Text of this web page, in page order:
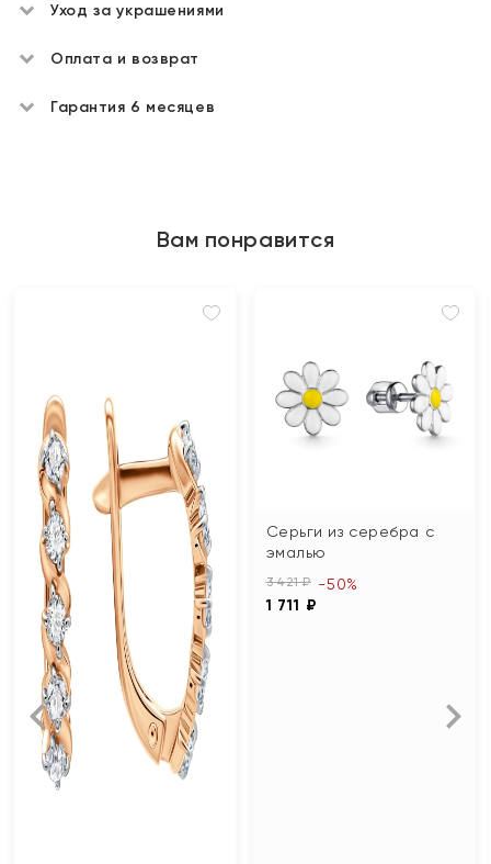
Уход за украшениями
Оплата и возврат
Гарантия 6 месяцев
Вам понравится
Серьги из серебра с
эмалью
3 421 ₽
1 711 ₽
-50%